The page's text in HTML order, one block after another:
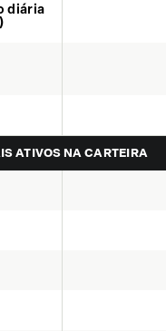
diária
ATIVOS NA CARTEIRA